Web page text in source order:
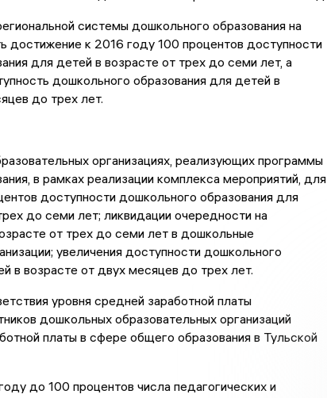
системы дошкольного образования на
достижение к 2016 году 100 процентов доступности
для детей в возрасте от трех до семи лет, а
дошкольного образования для детей в
до трех лет.
организациях, реализующих программы
в рамках реализации комплекса мероприятий, для
доступности дошкольного образования для
до семи лет; ликвидации очередности на
от трех до семи лет в дошкольные
увеличения доступности дошкольного
в возрасте от двух месяцев до трех лет.
уровня средней заработной платы
дошкольных образовательных организаций
платы в сфере общего образования в Тульской
до 100 процентов числа педагогических и